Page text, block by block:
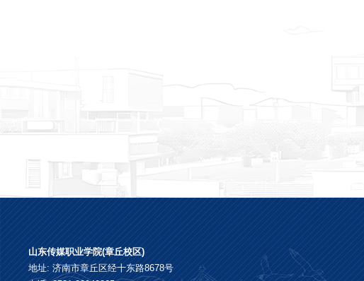
山东传媒职业学院(章丘校区)
地址: 济南市章丘区经十东路8678号